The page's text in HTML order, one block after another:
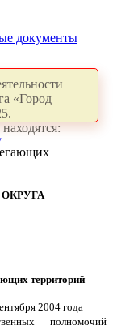
документы
«Город
территорий
2004 года
полномочий